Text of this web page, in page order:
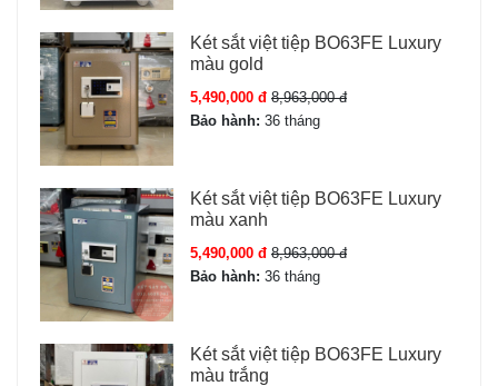
Két sắt việt tiệp BO63FE Luxury
màu gold
5,490,000 đ 8,963,000 đ
Bảo hành: 36 tháng
Két sắt việt tiệp BO63FE Luxury
màu xanh
5,490,000 đ 8,963,000 đ
Bảo hành: 36 tháng
Két sắt việt tiệp BO63FE Luxury
màu trắng